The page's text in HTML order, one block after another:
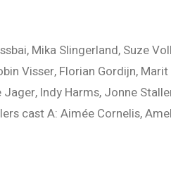
Mika Slingerland, Suze
Visser, Florian Gordijn,
Indy Harms, Jonne
cast A: Aimée Cornelis,